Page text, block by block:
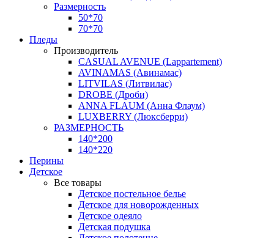
Размерность
50*70
70*70
Пледы
Производитель
CASUAL AVENUE (Lappartement)
AVINAMAS (Авинамас)
LITVILAS (Литвилас)
DROBE (Дроби)
ANNA FLAUM (Анна Флаум)
LUXBERRY (Люксберри)
РАЗМЕРНОСТЬ
140*200
140*220
Перины
Детское
Все товары
Детское постельное белье
Детское для новорожденных
Детское одеяло
Детская подушка